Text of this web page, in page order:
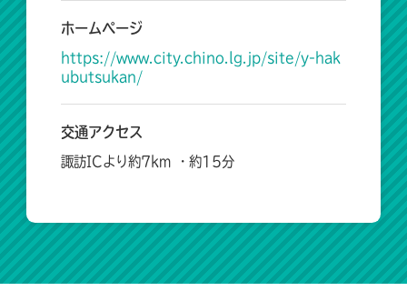
ホームページ
https://www.city.chino.lg.jp/site/y-hak
ubutsukan/
交通アクセス
諏訪ICより約7km ・約15分